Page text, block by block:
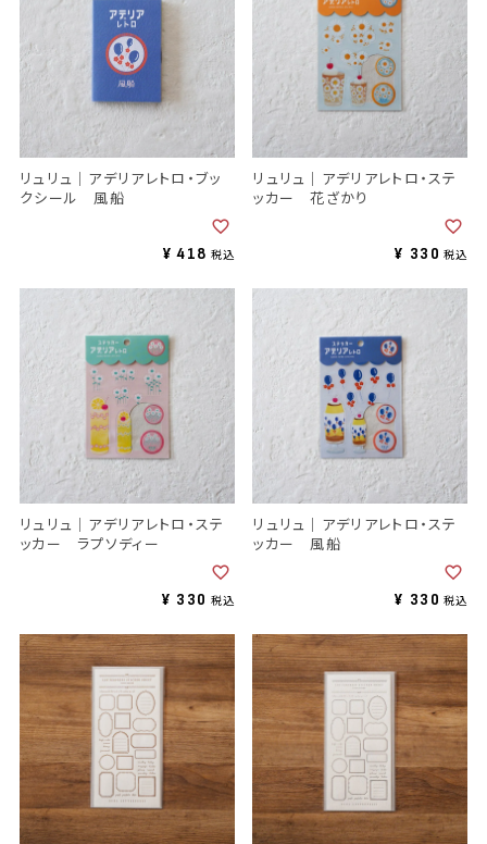
リュリュ｜アデリアレトロ・ブッ
クシール 風船
¥ 418 税込
リュリュ｜アデリアレトロ・ステ
ッカー 花ざかり
¥ 330 税込
リュリュ｜アデリアレトロ・ステ
ッカー ラプソディー
¥ 330 税込
リュリュ｜アデリアレトロ・ステ
ッカー 風船
¥ 330 税込